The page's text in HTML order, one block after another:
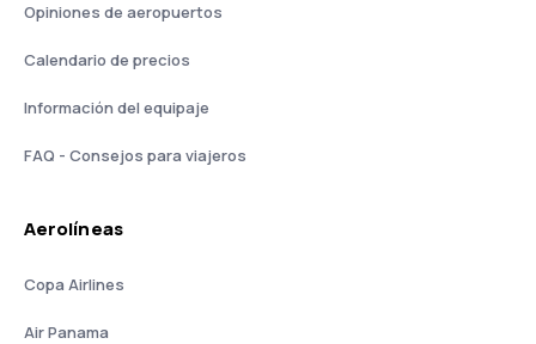
Opiniones de aeropuertos
Calendario de precios
Información del equipaje
FAQ - Consejos para viajeros
Aerolíneas
Copa Airlines
Air Panama